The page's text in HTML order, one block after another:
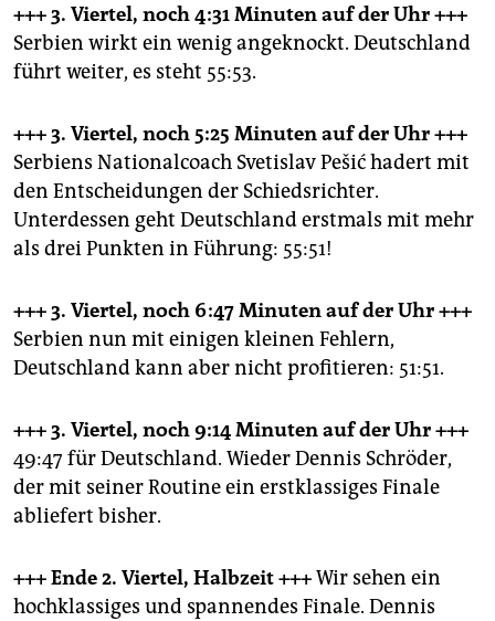
+++ 3. Viertel, noch 4:31 Minutenauf der Uhr +++
Serbien wirkt ein wenig angeknockt. Deutschland
führt weiter, es steht 55:53.
+++ 3. Viertel, noch 5:25 Minutenauf der Uhr +++
Serbiens Nationalcoach Svetislav Pešić hadert mit
den Entscheidungen der Schiedsrichter.
Unterdessen geht Deutschland erstmals mit mehr
als drei Punkten in Führung: 55:51!
+++ 3. Viertel, noch 6:47 Minutenauf der Uhr +++
Serbien nun mit einigen kleinen Fehlern,
Deutschland kann aber nicht profitieren: 51:51.
+++ 3. Viertel, noch 9:14 Minutenauf der Uhr +++
49:47 für Deutschland. Wieder Dennis Schröder,
der mit seiner Routine ein erstklassiges Finale
abliefert bisher.
+++ Ende 2. Viertel, Halbzeit+++Wir sehen ein
hochklassiges und spannendes Finale. Dennis